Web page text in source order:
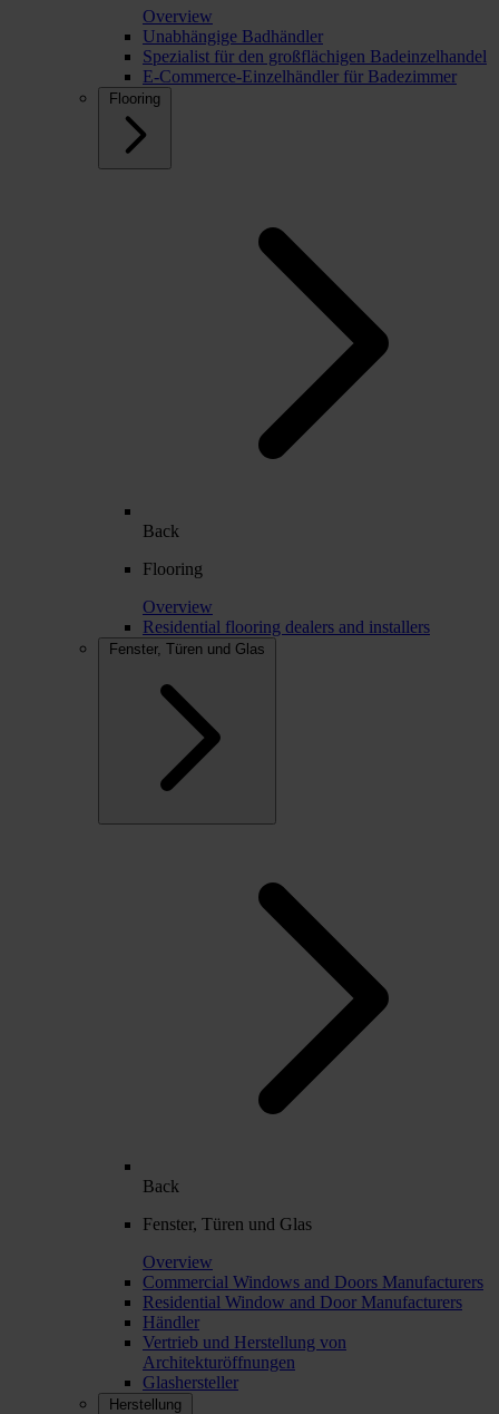
Overview
Unabhängige Badhändler
Spezialist für den großflächigen Badeinzelhandel
E-Commerce-Einzelhändler für Badezimmer
Flooring
Back
Flooring
Overview
Residential flooring dealers and installers
Fenster, Türen und Glas
Back
Fenster, Türen und Glas
Overview
Commercial Windows and Doors Manufacturers
Residential Window and Door Manufacturers
Händler
Vertrieb und Herstellung von
Architekturöffnungen
Glashersteller
Herstellung